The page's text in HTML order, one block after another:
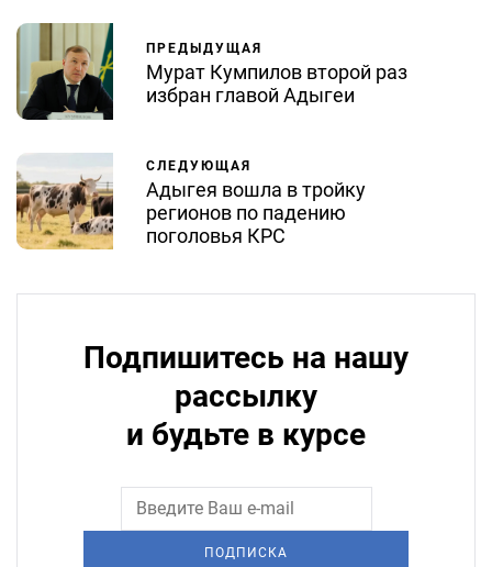
ПРЕДЫДУЩАЯ
Мурат Кумпилов второй раз
избран главой Адыгеи
СЛЕДУЮЩАЯ
Адыгея вошла в тройку
регионов по падению
поголовья КРС
Подпишитесь на нашу
рассылку
и будьте в курсе
ПОДПИСКА